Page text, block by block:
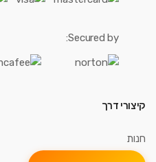
Secured by:
קיצורי דרך
חנות